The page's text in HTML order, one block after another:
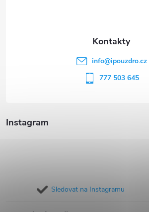
Instagram
Sledovat na Instagramu
info@ipouzdro.cz
777 503 645